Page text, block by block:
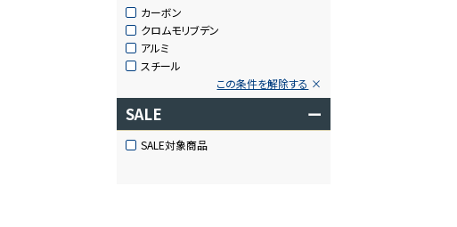
カーボン
クロムモリブデン
アルミ
スチール
この条件を解除する
SALE ー
SALE対象商品